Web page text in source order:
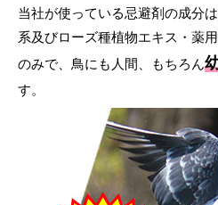
当社が使っている忌避剤の成分
系及びローズ種植物エキス・薬
のみで、鳥にも人間、もちろん
す。